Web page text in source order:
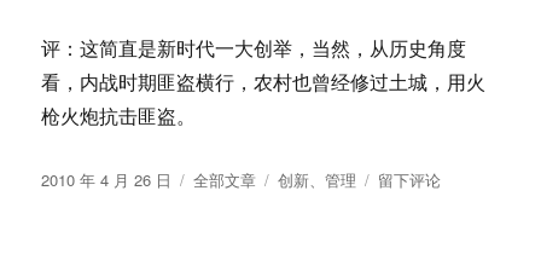
评：这简直是新时代一大创举，当然，从历史角度
看，内战时期匪盗横行，农村也曾经修过土城，用火
枪火炮抗击匪盗。
发
2010 年 4 月 26 日
分
全部文章
标
创新、管理
于
留下评论